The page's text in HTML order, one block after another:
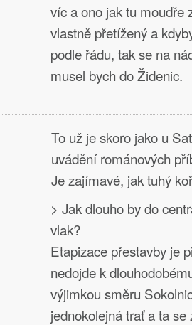
víc a ono jak tu moudře
vlastně přetížený a
podle řádu, tak se na
musel bych do Židenic.
To už je skoro jako u
uvádění románových
Je zajímavé, jak tuhý
> Jak dlouho by do
vlak?
Etapizace přestavby je
nedojde k
výjimkou směru
jednokolejná trať a ta